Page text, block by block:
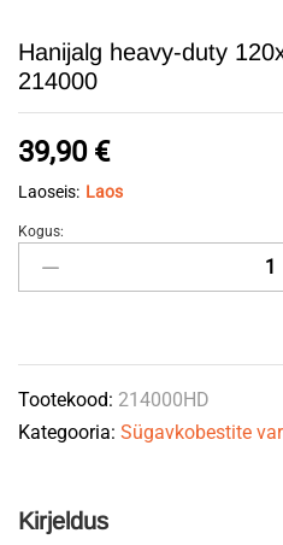
Hanijalg heavy-duty
214000
39,90 €
Laoseis: Laos
Hanijalg
heavy-
Väderstad
NZA
214000
Kogus:
Tootekood: 214000HD
Kategooria: Sügavkobestite
Kirjeldus